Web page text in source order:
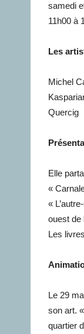
samedi
11h00 à
Les
Michel
Quercig
Elle
«
«
ouest de
Les
Le 29
son art.
quartier